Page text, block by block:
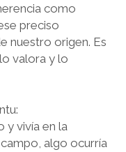
como
preciso
nuestro origen. Es
valora y lo
y vivía en la
algo ocurría